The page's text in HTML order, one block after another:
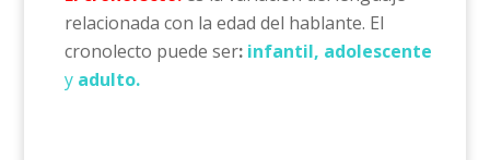
relacionada con la edad del hablante. El
cronolecto puede ser: infantil, adolescente
y adulto.